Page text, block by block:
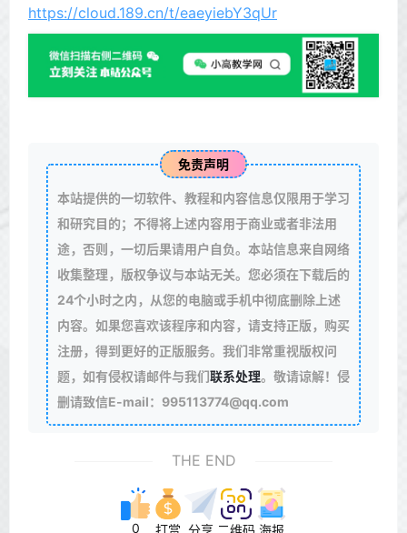
https://cloud.189.cn/t/eaeyiebY3qUr
免责声明
本站提供的一切软件、教程和内容信息仅限用于学习
和研究目的；不得将上述内容用于商业或者非法用
途，否则，一切后果请用户自负。本站信息来自网络
收集整理，版权争议与本站无关。您必须在下载后的
24个小时之内，从您的电脑或手机中彻底删除上述
内容。如果您喜欢该程序和内容，请支持正版，购买
注册，得到更好的正版服务。我们非常重视版权问
题，如有侵权请邮件与我们联系处理。敬请谅解！侵
删请致信E-mail：995113774@qq.com
THE END
0 打赏 分享 二维码 海报